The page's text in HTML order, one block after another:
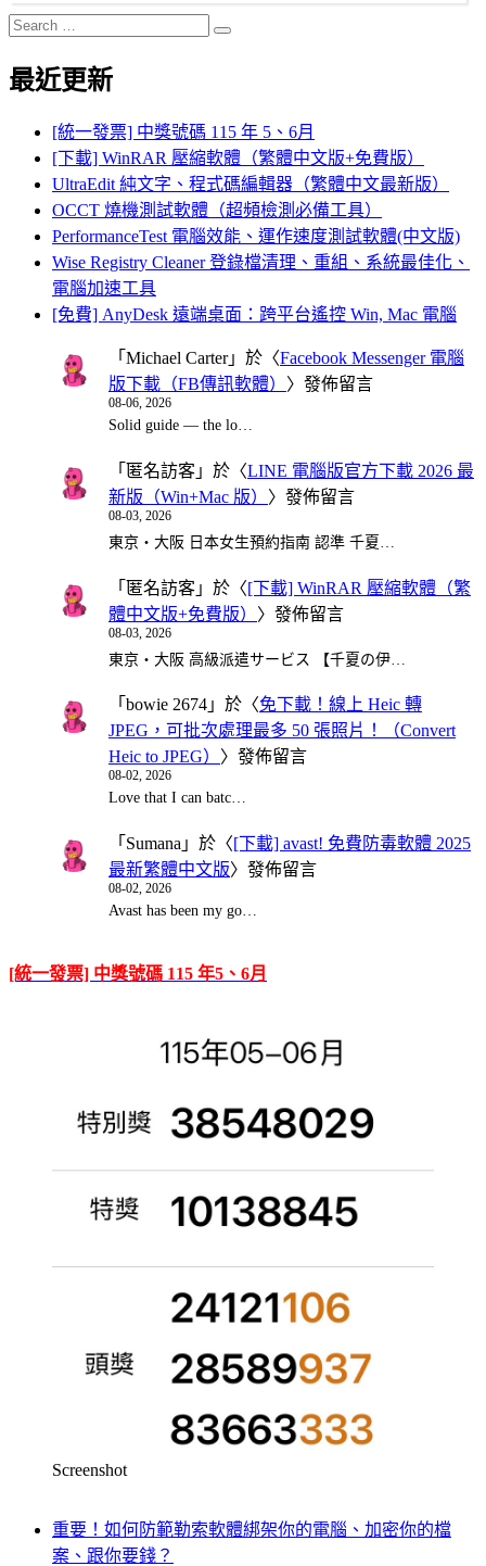
Search
for:
Search
最近更新
[統一發票] 中獎號碼 115 年 5、6月
[下載] WinRAR 壓縮軟體（繁體中文版+免費版）
UltraEdit 純文字、程式碼編輯器（繁體中文最新版）
OCCT 燒機測試軟體（超頻檢測必備工具）
PerformanceTest 電腦效能、運作速度測試軟體(中文版)
Wise Registry Cleaner 登錄檔清理、重組、系統最佳化、
電腦加速工具
[免費] AnyDesk 遠端桌面：跨平台遙控 Win, Mac 電腦
「 Michael Carter」於〈Facebook Messenger 電腦
版下載（FB傳訊軟體） 〉發佈留言
08-06, 2026
Solid guide — the lo…
「 匿名訪客 」於〈LINE 電腦版官方下載 2026 最
新版（Win+Mac 版） 〉發佈留言
08-03, 2026
東京・大阪 日本女生預約指南 認準 千夏…
「 匿名訪客 」於〈[下載] WinRAR 壓縮軟體（繁
體中文版+免費版） 〉發佈留言
08-03, 2026
東京・大阪 高級派遣サービス 【千夏の伊…
「 bowie 2674 」於〈免下載！線上 Heic 轉
JPEG，可批次處理最多 50 張照片！（Convert
Heic to JPEG） 〉發佈留言
08-02, 2026
Love that I can batc…
「 Sumana 」於〈[下載] avast! 免費防毒軟體 2025
最新繁體中文版〉發佈留言
08-02, 2026
Avast has been my go…
[統一發票] 中獎號碼 115 年5、6月
Screenshot
重要！如何防範勒索軟體綁架你的電腦、加密你的檔
案、跟你要錢？